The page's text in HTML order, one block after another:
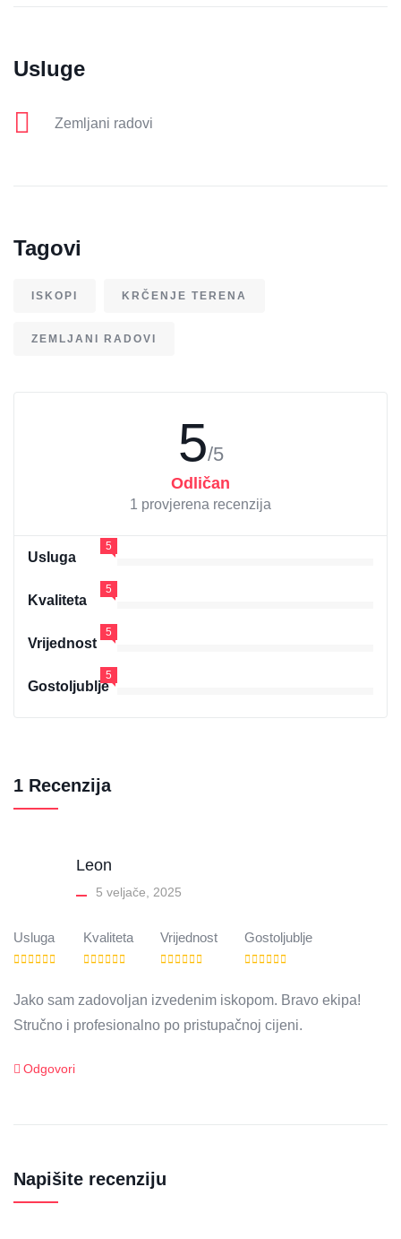
Usluge
Zemljani radovi
Tagovi
ISKOPI KRČENJE TERENA
ZEMLJANI RADOVI
5/5
Odličan
1 provjerena recenzija
Usluga
5
Kvaliteta
5
Vrijednost
5
Gostoljublje
5
1 Recenzija
Leon
5 veljače, 2025
Usluga Kvaliteta Vrijednost Gostoljublje
Jako sam zadovoljan izvedenim iskopom. Bravo ekipa!
Stručno i profesionalno po pristupačnoj cijeni.
Odgovori
Napišite recenziju